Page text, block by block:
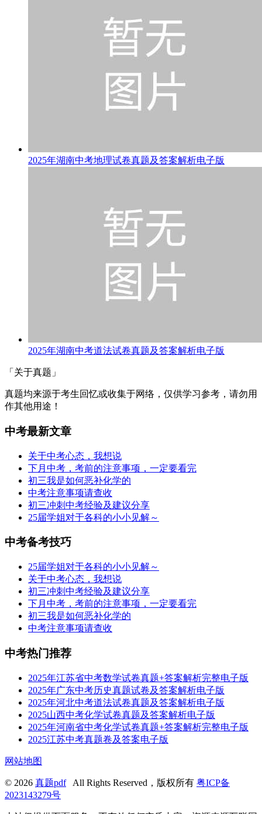
2025年湖南中考地理试卷真题及答案解析电子版
2025年湖南中考道法试卷真题及答案解析电子版
「关于真题」
真题均来源于考生回忆或收集于网络，仅供学习参考，请勿用
作其他用途！
中考最新文章
关于中考心态，我想说
下月中考，考前的注意事项，一定要看完
初三我是如何恶补化学的
中考注意事项请查收
初三冲刺中考经验及建议分享
25届学姐对于各科的小小见解～
中考备考技巧
25届学姐对于各科的小小见解～
关于中考心态，我想说
初三冲刺中考经验及建议分享
下月中考，考前的注意事项，一定要看完
初三我是如何恶补化学的
中考注意事项请查收
中考热门推荐
2025年江苏省中考数学试卷真题+答案解析完整电子版
2025年广东中考历史真题试卷及答案解析电子版
2025年河北中考道法试卷真题及答案解析电子版
2025山西中考化学试卷真题及答案解析电子版
2025年河南省中考化学试卷真题+答案解析完整电子版
2025江苏中考真题卷及答案电子版
网站地图
© 2026 真题pdfAll Rights Reserved，版权所有 粤ICP备
2023143279号